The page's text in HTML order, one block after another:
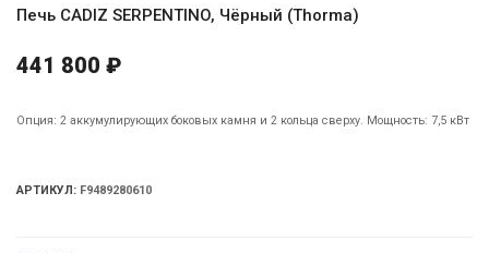
Печь CADIZ SERPENTINO, Чёрный (Thorma)
441 800 ₽
Опция: 2 аккумулирующих боковых камня и 2 кольца сверху. Мощность: 7,5 кВт
АРТИКУЛ: F9489280610